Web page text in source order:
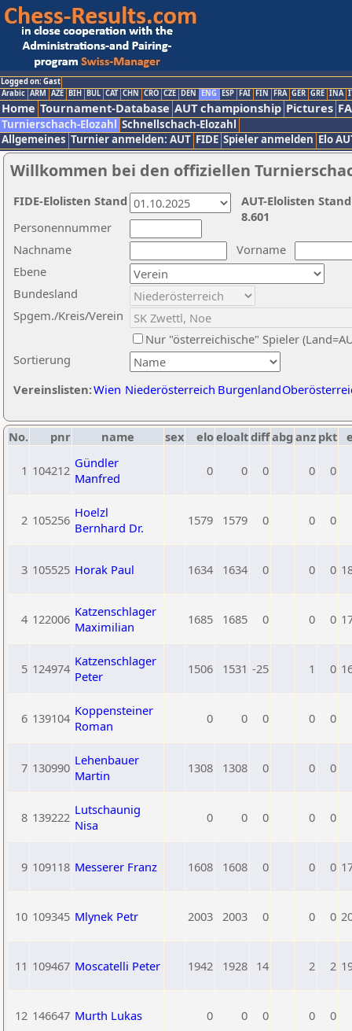
Logged on: Gast
Arabic ARM AZE BIH BUL CAT CHN CRO CZE DEN ENG ESP FAI FIN FRA GER GRE INA
Home Tournament-Database AUT championship Pictures
Turnierschach-Elozahl Schnellschach-Elozahl
Allgemeines Turnier anmelden: AUT FIDE Spieler anmelden Elo
Willkommen bei den offiziellen
Nachname
Vorname
Ebene
Sortierung
Personennummer
Bundesland
Spgem./Kreis/Verein
Nur "österreichische" Spieler
Vereinslisten:Wien Niederösterreich Burgenland
AUT-Elolisten
8.601
FIDE-Elolisten Stand
No. pnr name sex eloeloaltdiffabg anz pkt
1 104212 Gündler
Manfred
0 0 0 0 0
2 105256 Hoelzl
Bernhard Dr.
1579 1579 0 0 0
3 105525 Horak Paul 1634 1634 0 0 0
4 122006 Katzenschlager
Maximilian
1685 1685 0 0 0
5 124974 Katzenschlager
Peter
1506 1531 -25 1 0
6 139104 Koppensteiner
Roman
0 0 0 0 0
7 130990 Lehenbauer
Martin
1308 1308 0 0 0
8 139222 Lutschaunig
Nisa
0 0 0 0 0
9 109118 Messerer Franz 1608 1608 0 0 0
10 109345 Mlynek Petr 2003 2003 0 0 0
11 109467 Moscatelli Peter 1942 1928 14 2 2
12 146647 Murth Lukas 0 0 0 0 0